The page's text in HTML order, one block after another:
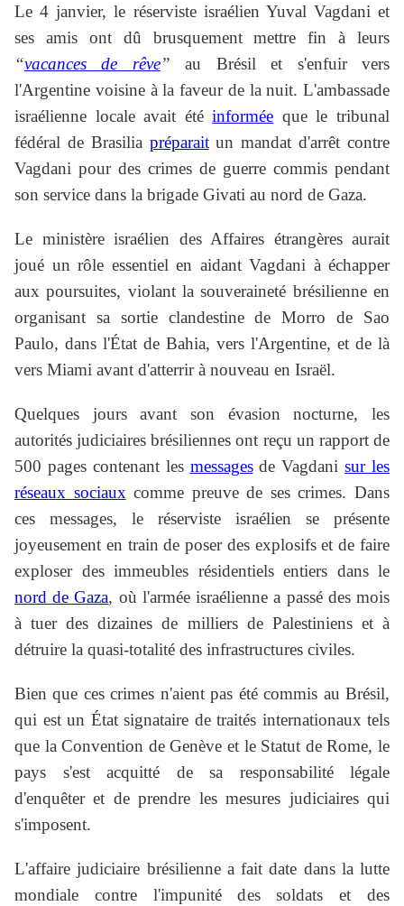
Le 4 janvier, le réserviste israélien Yuval Vagdani et
ses amis ont dû brusquement mettre fin à leurs
“vacances de rêve” au Brésil et s'enfuir vers
l'Argentine voisine à la faveur de la nuit. L'ambassade
israélienne locale avait étéinformée que le tribunal
fédéral de Brasilia préparaitun mandat d'arrêt contre
Vagdani pour des crimes de guerre commis pendant
son service dans la brigade Givati au nord de Gaza.
Le ministère israélien des Affaires étrangères aurait
joué un rôle essentiel en aidant Vagdani à échapper
aux poursuites, violant la souveraineté brésilienne en
organisant sa sortie clandestine de Morro de Sao
Paulo, dans l'État de Bahia, vers l'Argentine, et de là
vers Miami avant d'atterrir à nouveau en Israël.
Quelques jours avant son évasion nocturne, les
autorités judiciaires brésiliennes ont reçu un rapport de
500 pages contenant les messagesde Vagdanisur les
réseaux sociaux comme preuve de ses crimes. Dans
ces messages, le réserviste israélien se présente
joyeusement en train de poser des explosifs et de faire
exploser des immeubles résidentiels entiers dans le
nord de Gaza, où l'armée israélienne a passé des mois
à tuer des dizaines de milliers de Palestiniens et à
détruire la quasi-totalité des infrastructures civiles.
Bien que ces crimes n'aient pas été commis au Brésil,
qui est un État signataire de traités internationaux tels
que la Convention de Genève et le Statut de Rome, le
pays s'est acquitté de sa responsabilité légale
d'enquêter et de prendre les mesures judiciaires qui
s'imposent.
L'affaire judiciaire brésilienne a fait date dans la lutte
mondiale contre l'impunité des soldats et des